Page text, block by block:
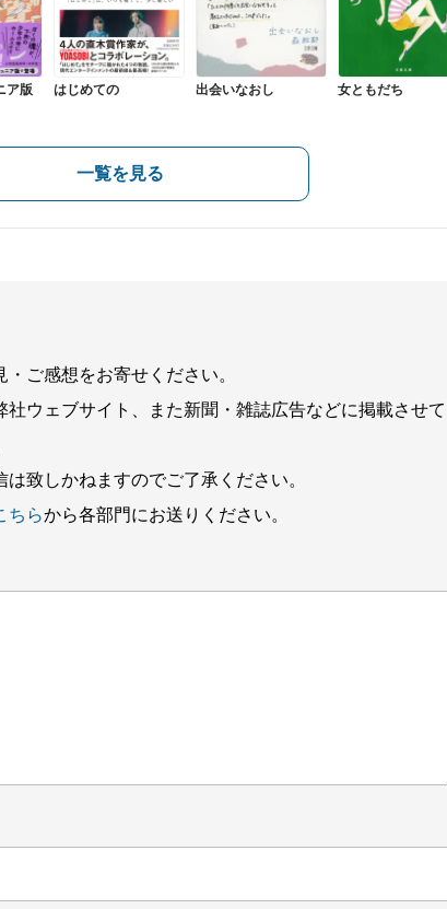
ア版 はじめての 出会いなおし 女ともだち
一覧を見る
ご感想をお寄せください。
ウェブサイト、また新聞・雑誌広告などに掲載させて
致しかねますのでご了承ください。
ちらから各部門にお送りください。